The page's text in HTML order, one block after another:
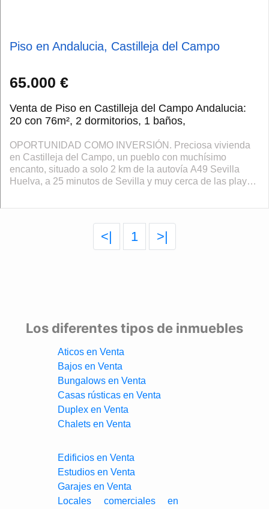
Piso en Andalucia, Castilleja del Campo
65.000 €
Venta de Piso en Castilleja del Campo Andalucia:
20 con 76m², 2 dormitorios, 1 baños,
OPORTUNIDAD COMO INVERSIÓN. Preciosa vivienda
en Castilleja del Campo, un pueblo con muchísimo
encanto, situado a solo 2 km de la autovía A49 Sevilla
Huelva, a 25 minutos de Sevilla y muy cerca de las playas
<| 1 >|
Los diferentes tipos de inmuebles
Aticos en Venta
Bajos en Venta
Bungalows en Venta
Casas rústicas en Venta
Duplex en Venta
Chalets en Venta
Edificios en Venta
Estudios en Venta
Garajes en Venta
Locales comerciales en